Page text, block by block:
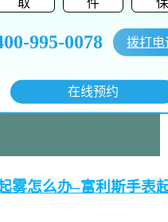
雾怎么办–富利斯手表
995-0078 拨打电
在线预约